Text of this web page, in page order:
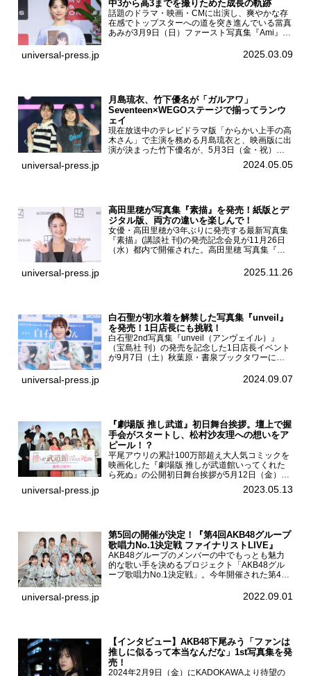
中3から高3までを撮りためた成長の軌跡
話題のドラマ・映画・CMに出演し、爽やかな存
在感でトップスターへの道を突き進んでいる當真
あみが3月9日（日）ファースト写真集『Ami』
BOOKS SHIBUYAで開催した。當真あみファース
universal-press.jp 2025.03.09
月島琉衣、竹下優名が「ガルアワ」
Seventeen×WEGOステージで揃ってランウ
ェイ
現在放送中のテレビドラマ版「からかい上手の高
木さん」で主演を務める月島琉衣と、映画版に出
演が決まった竹下優名が、5月3日（金・祝）東
京・国立代々木競技場第一体育館で開催されたフ
ァッション&音楽イベント『Rakuten GirlsAward
universal-press.jp 2024.05.05
高田里穂が写真集『素描』を発売！紙版とデ
ジタル版、両方の違いを楽しんで！
女優・高田里穂が3年ぶりに発売する最新写真集
『素描』(講談社 刊)の発売記念会見が11月26日
（水）都内で開催された。高田里穂 写真集『素
あなたです』(読売テレビ)に出演するなど女優と
universal-press.jp 2025.11.26
白石聖が初水着を解禁した写真集『unveil』
を発売！1日店長にも挑戦！
白石聖2nd写真集『unveil（アンヴェイル）』
（宝島社 刊）の発売を記念した1日店長イベント
が9月7日（土）秋葉原・書泉ブックタワーにて
を記念し1日店長イベントを開催した本写真集は
universal-press.jp 2024.09.07
『劇場版 推し武道』初日舞台挨拶。壇上で握
手会がスタートし、松村沙友理への想いをア
ピール！？
平尾アウリの累計100万部超え大人気コミックを
映画化した『劇場版 推しが武道館いってくれた
ら死ぬ』の公開初日舞台挨拶が5月12日（金）新
宿バルト9で開催され、出演者の松村沙友理、中
村里帆、MOMO(@onefive)、KANO(@onefi...
universal-press.jp 2023.05.13
第5回の開催が決定！『第4回AKB48グループ
歌唱力No.1決定戦 ファイナリストLIVE』
AKB48グループのメンバーの中でもっとも魅力
的な歌い手を決めるプロジェクト「AKB48グル
ープ歌唱力No.1決定戦」。今年開催された第4回
る一夜限りのライブイベント「ファイナリスト
universal-press.jp 2022.09.01
【インタビュー】AKB48下尾みう「ファンは
推しに似るって本当なんだな」1st写真集を発
売！
2024年2月9日（金）にKADOKAWAより待望の